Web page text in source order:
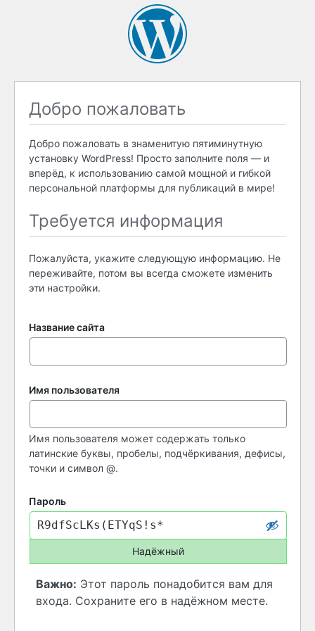
Добро пожаловать
Добро пожаловать в знаменитую пятиминутную
установку WordPress! Просто заполните поля — и
вперёд, к использованию самой мощной и гибкой
персональной платформы для публикаций в мире!
Требуется информация
Пожалуйста, укажите следующую информацию. Не
переживайте, потом вы всегда сможете изменить
эти настройки.
Название сайта
Имя пользователя
Имя пользователя может содержать только
латинские буквы, пробелы, подчёркивания, дефисы,
точки и символ @.
Пароль
Надёжный
Важно: Этот пароль понадобится вам для
входа. Сохраните его в надёжном месте.